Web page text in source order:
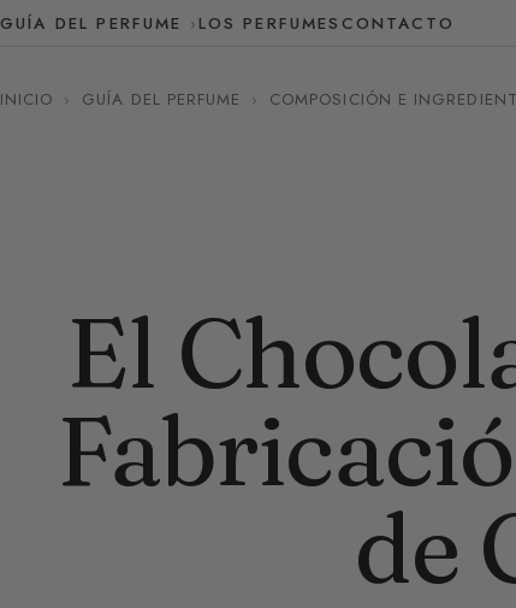
GUÍA DEL PERFUME LOS PERFUMES CONTACTO
INICIO › GUÍA DEL PERFUME › COMPOSICIÓN E
El
de